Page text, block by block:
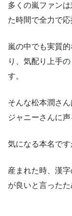
多くの嵐ファン
た時間で全力で
嵐の中でも実質
り、気配り上手の
す。
そんな松本潤さ
ジャニーさんに
気になる本名です
産まれた時、漢字
が良いと言った